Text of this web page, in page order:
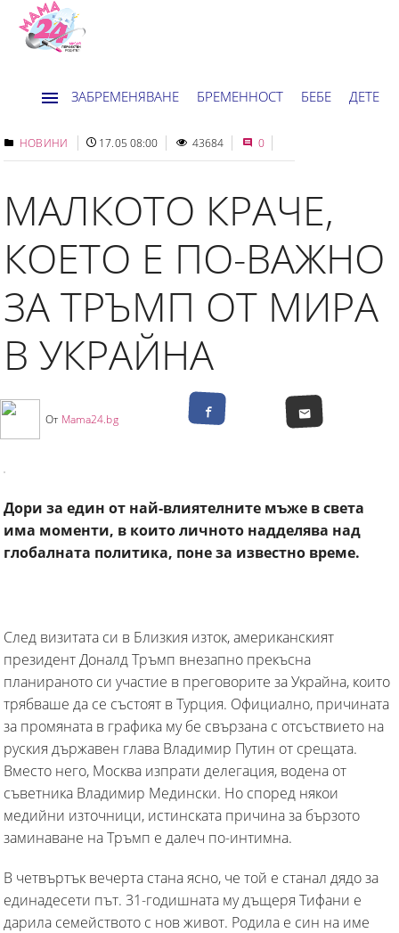
ЗАБРЕМЕНЯВАНЕ БРЕМЕННОСТ БЕБЕ ДЕТЕ
ДОМ НОВИНИ ХОРОСКОП
НОВИНИ 17.05 08:00 43684 0
МАЛКОТО КРАЧЕ,
КОЕТО Е ПО-ВАЖНО
ЗА ТРЪМП ОТ МИРА
В УКРАЙНА
От Mama24.bg
Дори за един от най-влиятелните мъже в света
има моменти, в които личното надделява над
глобалната политика, поне за известно време.
След визитата си в Близкия изток, американският
президент Доналд Тръмп внезапно прекъсна
планираното си участие в преговорите за Украйна, които
трябваше да се състоят в Турция. Официално, причината
за промяната в графика му бе свързана с отсъствието на
руския държавен глава Владимир Путин от срещата.
Вместо него, Москва изпрати делегация, водена от
съветника Владимир Медински. Но според някои
медийни източници, истинската причина за бързото
заминаване на Тръмп е далеч по-интимна.
В четвъртък вечерта стана ясно, че той е станал дядо за
единадесети път. 31-годишната му дъщеря Тифани е
дарила семейството с нов живот. Родила е син на име